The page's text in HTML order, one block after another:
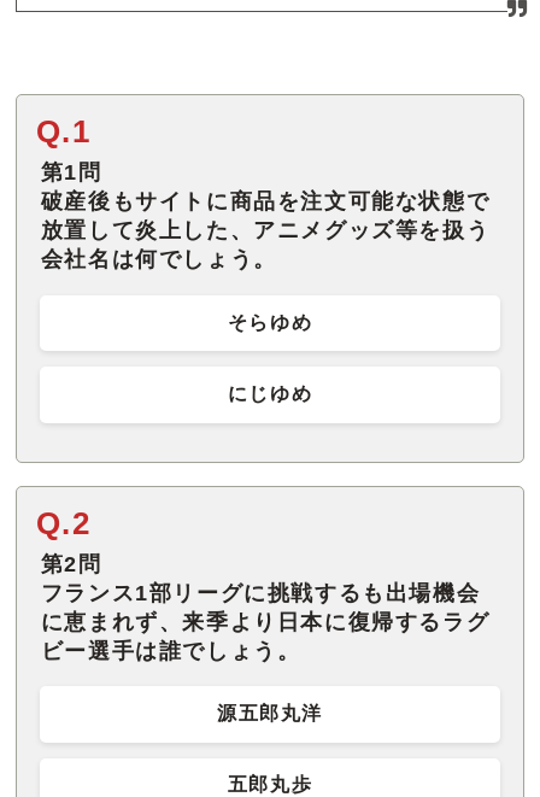
Q.1
第1問
破産後もサイトに商品を注文可能な状態で
放置して炎上した、アニメグッズ等を扱う
会社名は何でしょう。
そらゆめ
にじゆめ
Q.2
第2問
フランス1部リーグに挑戦するも出場機会
に恵まれず、来季より日本に復帰するラグ
ビー選手は誰でしょう。
源五郎丸洋
五郎丸歩